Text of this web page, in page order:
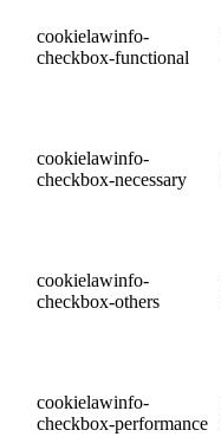
cookielawinfo-
checkbox-functional
cookielawinfo-
checkbox-necessary
cookielawinfo-
checkbox-others
cookielawinfo-
checkbox-performance